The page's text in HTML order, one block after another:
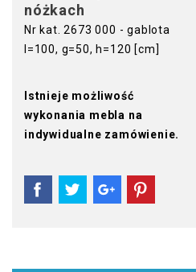
nóżkach
Nr kat. 2673 000 - gablota
l=100, g=50, h=120 [cm]
Istnieje możliwość
wykonania mebla na
indywidualne zamówienie.